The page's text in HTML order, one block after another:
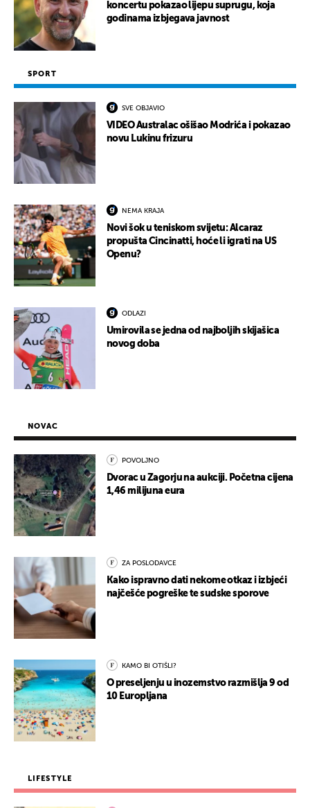
koncertu pokazao lijepu suprugu, koja
godinama izbjegava javnost
SPORT
SVE OBJAVIO
VIDEO Australac ošišao Modrića i pokazao
novu Lukinu frizuru
NEMA KRAJA
Novi šok u teniskom svijetu: Alcaraz
propušta Cincinatti, hoće li igrati na US
Openu?
ODLAZI
Umirovila se jedna od najboljih skijašica
novog doba
NOVAC
POVOLJNO
Dvorac u Zagorju na aukciji. Početna cijena
1,46 milijuna eura
ZA POSLODAVCE
Kako ispravno dati nekome otkaz i izbjeći
najčešće pogreške te sudske sporove
KAMO BI OTIŠLI?
O preseljenju u inozemstvo razmišlja 9 od
10 Europljana
LIFESTYLE